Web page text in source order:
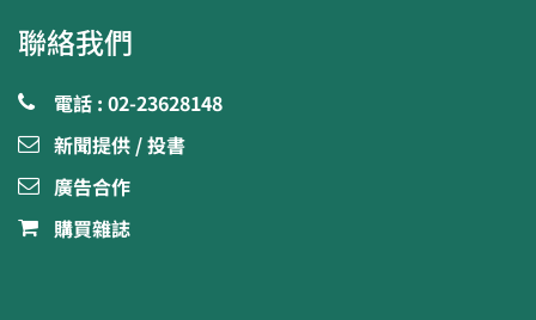
聯絡我們
電話 : 02-23628148
新聞提供 / 投書
廣告合作
購買雜誌